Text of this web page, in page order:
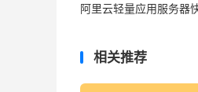
阿里云轻量应用服务器
相关推荐